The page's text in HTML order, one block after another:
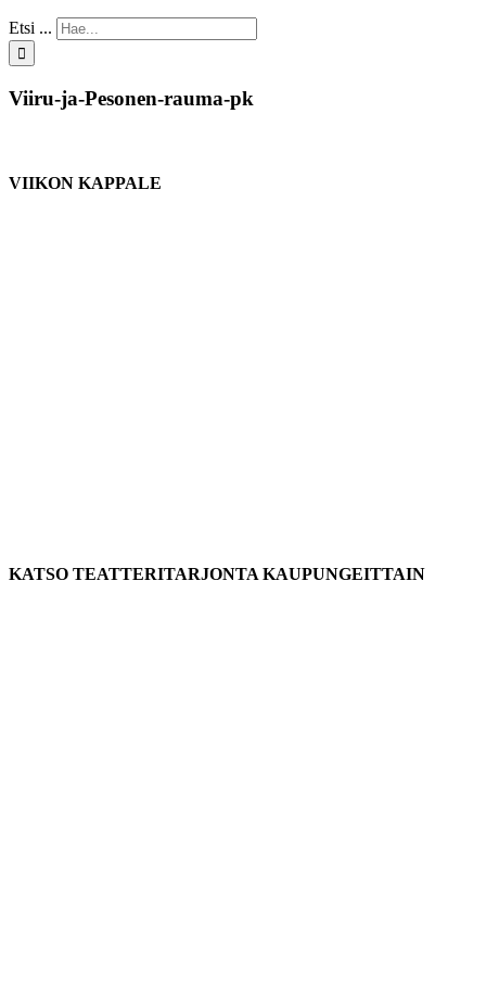
Etsi ...
Viiru-ja-Pesonen-rauma-pk
VIIKON KAPPALE
KATSO TEATTERITARJONTA KAUPUNGEITTAIN